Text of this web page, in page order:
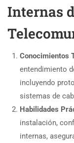
Internas
Conocimientos
entendimiento
incluyendo
sistemas de
Habilidades
instalación,
internas,